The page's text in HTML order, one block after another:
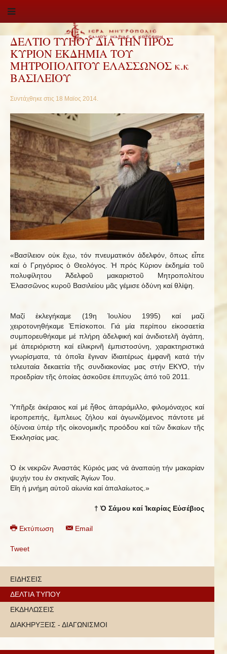
ΔΕΛΤΙΟ ΤΥΠΟΥ ΔΙΑ ΤΗΝ ΠΡΟΣ
ΚΥΡΙΟΝ ΕΚΔΗΜΙΑ ΤΟΥ
ΜΗΤΡΟΠΟΛΙΤΟΥ ΕΛΑΣΣΩΝΟΣ κ.κ
ΒΑΣΙΛΕΙΟΥ
Συντάχθηκε στις 18 Μαϊος 2014.
«Βασίλειον οὐκ ἔχω, τόν πνευματικόν ἀδελφόν, ὅπως εἶπε
καί ὁ Γρηγόριος ὁ Θεολόγος. Ἡ πρός Κύριον ἐκδημία τοῦ
πολυφίλητου Ἀδελφοῦ μακαριστοῦ Μητροπολίτου
Ἐλασσῶνος κυροῦ Βασιλείου μᾶς γέμισε ὀδύνη καί θλίψη.
Μαζί ἐκλεγήκαμε (19η Ἰουλίου 1995) καί μαζί
χειροτονηθήκαμε Ἐπίσκοποι. Γιά μία περίπου εἰκοσαετία
συμπορευθήκαμε μέ πλήρη ἀδελφική καί ἀνιδιοτελῆ ἀγάπη,
μέ ἀπεριόριστη καί εἰλικρινῆ ἐμπιστοσύνη, χαρακτηριστικά
γνωρίσματα, τά ὁποῖα ἔγιναν ἰδιαιτέρως ἐμφανῆ κατά τήν
τελευταία δεκαετία τῆς συνδιακονίας μας στήν ΕΚΥΟ, τήν
προεδρίαν τῆς ὁποίας ἀσκοῦσε ἐπιτυχῶς ἀπό τοῦ 2011.
Ὑπῆρξε ἀκέραιος καί μέ ἦθος ἀπαράμιλλο, φιλομόναχος καί
ἱεροπρεπής, ἔμπλεως ζήλου καί ἀγωνιζόμενος πάντοτε μέ
ὀξύνοια ὑπέρ τῆς οἰκονομικῆς προόδου καί τῶν δικαίων τῆς
Ἐκκλησίας μας.
Ὁ ἐκ νεκρῶν Ἀναστάς Κύριός μας νά ἀναπαύῃ τήν μακαρίαν
ψυχήν του ἐν σκηναῖς Ἁγίων Του.
Εἴη ἡ μνήμη αὐτοῦ αἰωνία καί ἀπαλαίωτος.»
† Ὁ Σάμου καί Ἰκαρίας Εὐσέβιος
Εκτύπωση Email
Tweet
ΕΙΔΗΣΕΙΣ
ΔΕΛΤΙΑ ΤΥΠΟΥ
ΕΚΔΗΛΩΣΕΙΣ
ΔΙΑΚΗΡΥΞΕΙΣ - ΔΙΑΓΩΝΙΣΜΟΙ